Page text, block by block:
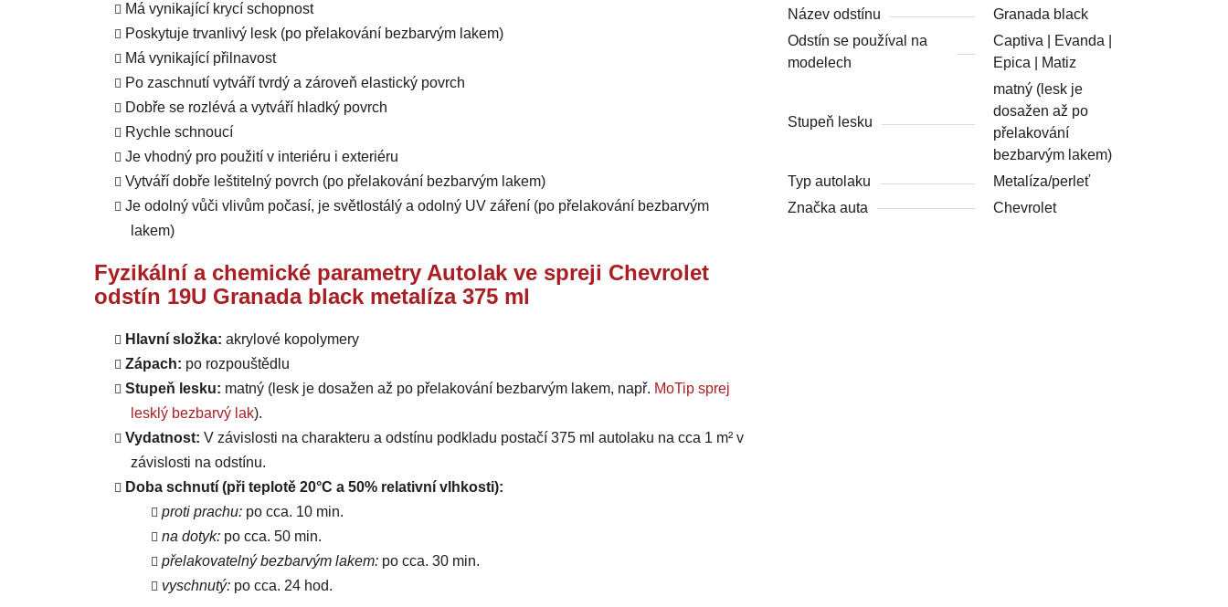
Má vynikající krycí schopnost
Poskytuje trvanlivý lesk (po přelakování bezbarvým lakem)
Má vynikající přilnavost
Po zaschnutí vytváří tvrdý a zároveň elastický povrch
Dobře se rozlévá a vytváří hladký povrch
Rychle schnoucí
Je vhodný pro použití v interiéru i exteriéru
Vytváří dobře leštitelný povrch (po přelakování bezbarvým lakem)
Je odolný vůči vlivům počasí, je světlostálý a odolný UV záření (po přelakování bezbarvým
lakem)
Fyzikální a chemické parametry Autolak ve spreji Chevrolet
odstín 19U Granada black metalíza 375 ml
Hlavní složka: akrylové kopolymery
Zápach: po rozpouštědlu
Stupeň lesku: matný (lesk je dosažen až po přelakování bezbarvým lakem, např. MoTip sprej
lesklý bezbarvý lak).
Vydatnost: V závislosti na charakteru a odstínu podkladu postačí 375 ml autolaku na cca 1 m² v
závislosti na odstínu.
Doba schnutí (při teplotě 20°C a 50% relativní vlhkosti):
proti prachu: po cca. 10 min.
na dotyk: po cca. 50 min.
přelakovatelný bezbarvým lakem: po cca. 30 min.
vyschnutý: po cca. 24 hod.
Název odstínu
Granada black
Odstín se používal na
modelech
Captiva | Evanda |
Epica | Matiz
Stupeň lesku
matný (lesk je
dosažen až po
přelakování
bezbarvým lakem)
Typ autolaku
Metalíza/perleť
Značka auta
Chevrolet